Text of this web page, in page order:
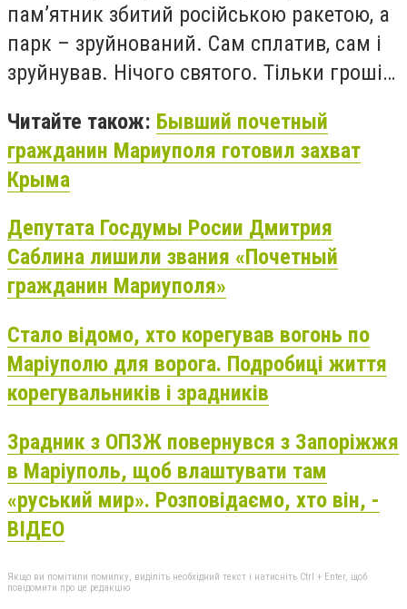
пам’ятник збитий російською ракетою, а
парк – зруйнований. Сам сплатив, сам і
зруйнував. Нічого святого. Тільки гроші…
Читайте також: Бывший почетный
гражданин Мариуполя готовил захват
Крыма
Депутата Госдумы Росии Дмитрия
Саблина лишили звания «Почетный
гражданин Мариуполя»
Стало відомо, хто корегував вогонь по
Маріуполю для ворога. Подробиці життя
корегувальників і зрадників
Зрадник з ОПЗЖ повернувся з Запоріжжя
в Маріуполь, щоб влаштувати там
«руський мир». Розповідаємо, хто він, -
ВІДЕО
Якщо ви помітили помилку, виділіть необхідний текст і натисніть Ctrl + Enter, щоб
повідомити про це редакцію